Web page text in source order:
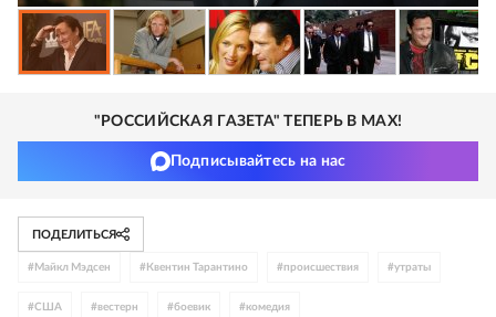
"РОССИЙСКАЯ ГАЗЕТА" ТЕПЕРЬ В MAX!
Подписывайтесь на нас
ПОДЕЛИТЬСЯ
# Майкл Мэдсен # Квентин Тарантино #происшествия #утраты
#США #вестерн #боевик #комедия